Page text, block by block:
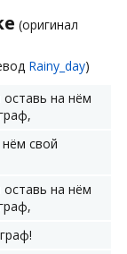
(оригинал
Rainy_day)
на нём
свой
на нём